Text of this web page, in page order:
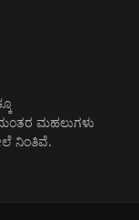
ಮಹಲುಗಳು
ನಿಂತಿವೆ.